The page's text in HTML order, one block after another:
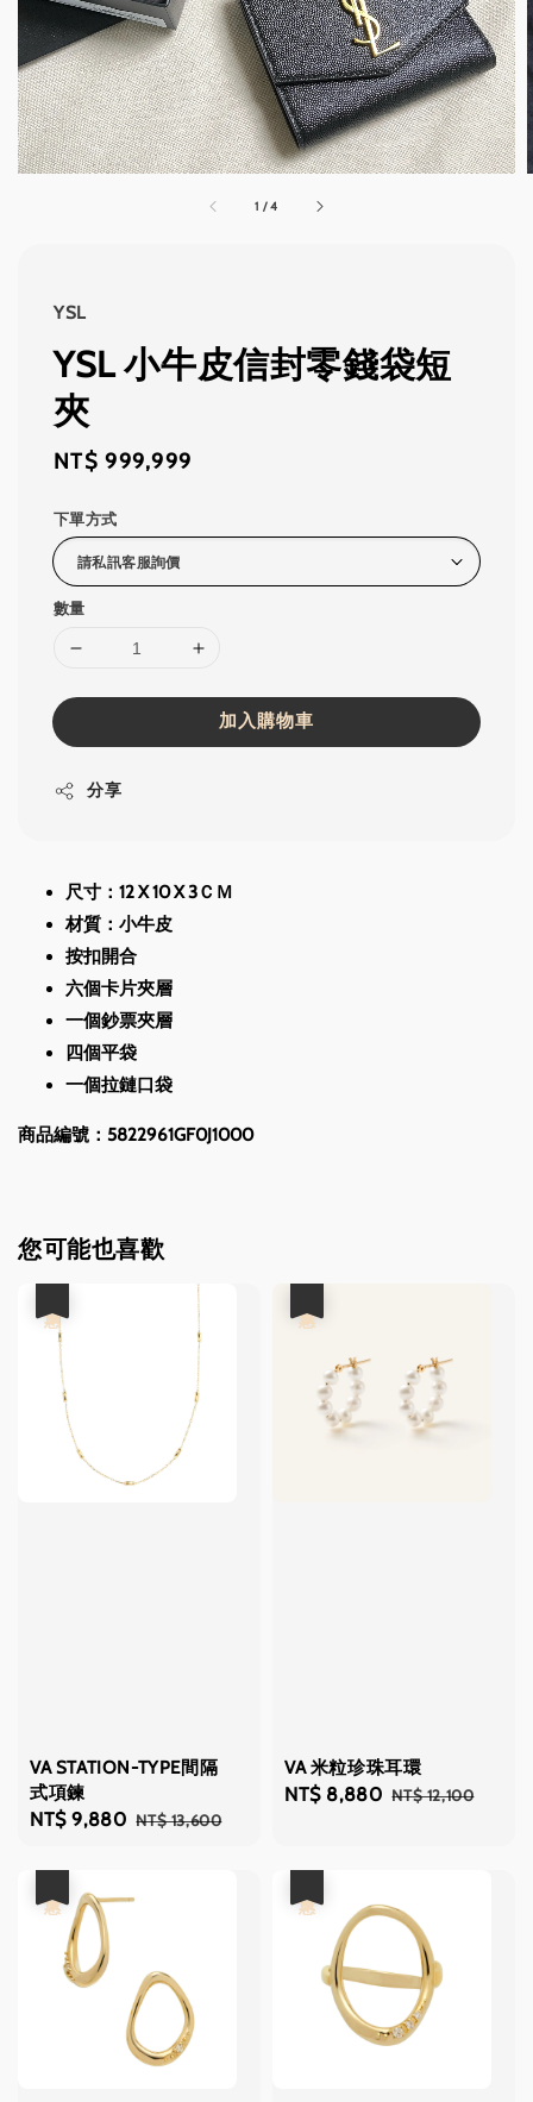
1 /4
YSL
YSL 小牛皮信封零錢袋短
夾
Regular
NT$ 999,999
下單方式
數量
加入購物車
分享
尺寸：12 X 10 X 3ＣＭ
材質：小牛皮
按扣開合
六個卡片夾層
一個鈔票夾層
四個平袋
一個拉鏈口袋
商品編號：5822961GF0J1000
您可能也喜歡
VA STATION-TYPE間隔
式項鍊
Sale
NT$ 9,880 Regular
NT$ 13,600
VA 米粒珍珠耳環
Sale
NT$ 8,880 Regular
NT$ 12,100